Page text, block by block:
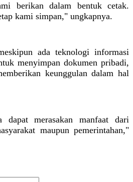
berikan dalam bentuk cetak.
kami simpan," ungkapnya.
ada teknologi informasi
menyimpan dokumen pribadi,
keunggulan dalam hal
dapat merasakan manfaat dari
maupun pemerintahan,"